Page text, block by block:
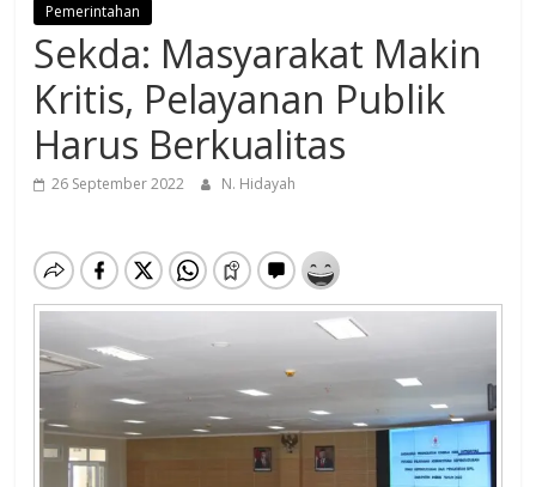
Pemerintahan
Sekda: Masyarakat Makin
Kritis, Pelayanan Publik
Harus Berkualitas
26 September 2022 N. Hidayah